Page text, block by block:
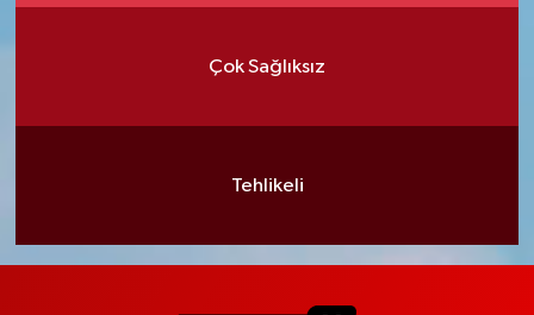
Çok Sağlıksız
Tehlikeli